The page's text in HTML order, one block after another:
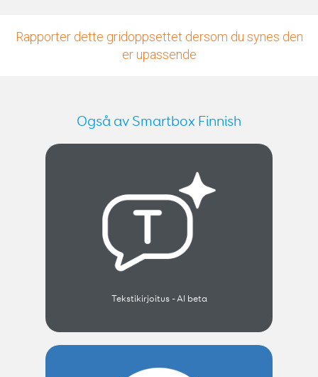
Rapporter dette gridoppsettet dersom du synes den
er upassende
Også av Smartbox Finnish
Tekstikirjoitus - AI beta